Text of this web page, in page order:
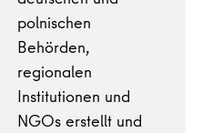
polnischen
Behörden,
regionalen
Institutionen und
NGOs erstellt und